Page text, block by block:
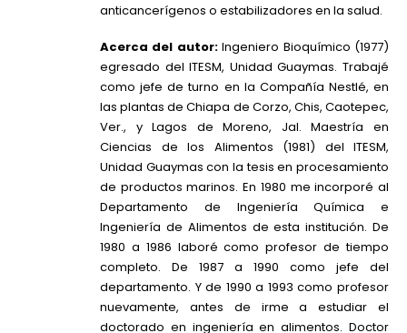
anticancerígenos o estabilizadores en la salud.
Acerca del autor:Ingeniero Bioquímico (1977)
egresado del ITESM, Unidad Guaymas. Trabajé
como jefe de turno en la Compañía Nestlé, en
las plantas de Chiapa de Corzo, Chis, Caotepec,
Ver., y Lagos de Moreno, Jal. Maestría en
Ciencias de los Alimentos (1981) del ITESM,
Unidad Guaymas con la tesis en procesamiento
de productos marinos. En 1980 me incorporé al
Departamento de Ingeniería Química e
Ingeniería de Alimentos de esta institución. De
1980 a 1986 laboré como profesor de tiempo
completo. De 1987 a 1990 como jefe del
departamento. Y de 1990 a 1993 como profesor
nuevamente, antes de irme a estudiar el
doctorado en ingeniería en alimentos. Doctor